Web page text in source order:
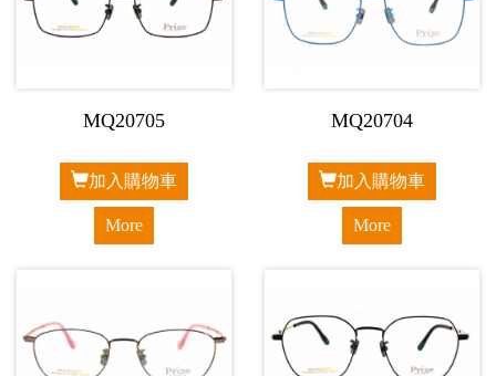
MQ20705
加入購物車
More
MQ20704
加入購物車
More